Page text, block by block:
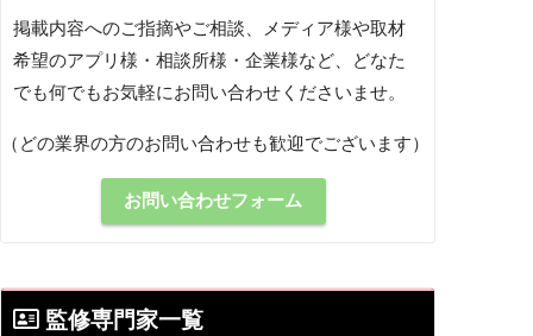
掲載内容へのご指摘やご相談、メディア様や取材
希望のアプリ様・相談所様・企業様など、どなた
でも何でもお気軽にお問い合わせくださいませ。
（どの業界の方のお問い合わせも歓迎でございます）
お問い合わせフォーム
監修専門家一覧